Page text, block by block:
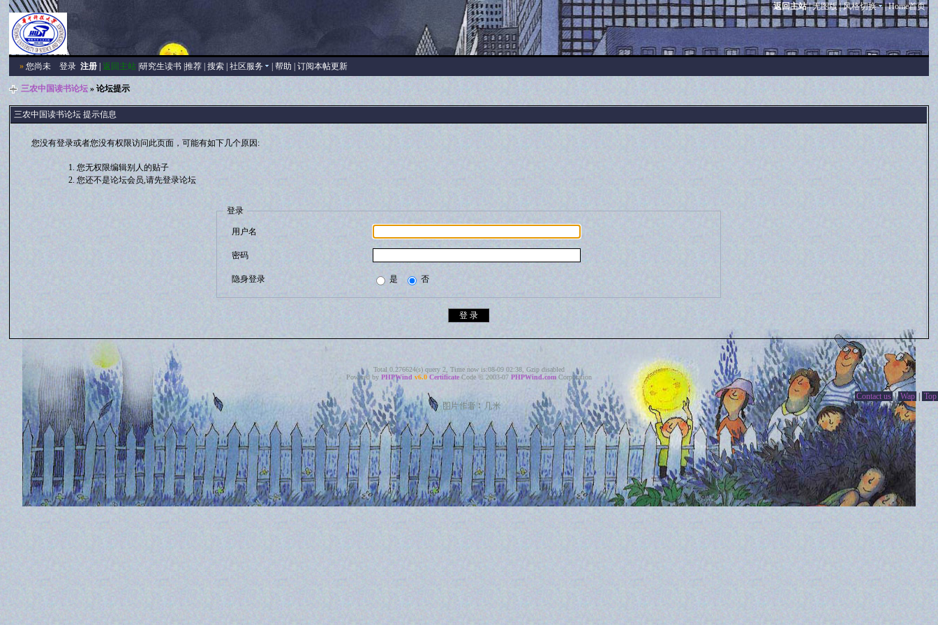
返回主站|无图版|风格切换 |Home首页
» 您尚未登录 注册 |返回主站 |研究生读书 |推荐 |搜索 |社区服务 |帮助 |订阅本帖更新
三农中国读书论坛 » 论坛提示
三农中国读书论坛 提示信息
您没有登录或者您没有权限访问此页面，可能有如下几个原因:
您无权限编辑别人的贴子
您还不是论坛会员,请先登录论坛
登录
用户名
密码
隐身登录 是 否
Total 0.276624(s) query 2, Time now is:08-09 02:38, Gzip disabled
Powered by PHPWind v6.0 Certificate Code © 2003-07 PHPWind.com Corporation
Contact us | Wap | Top